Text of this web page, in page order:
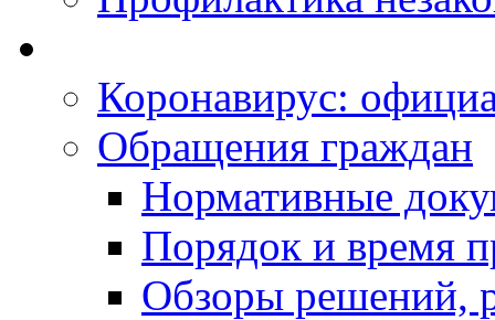
Коронавирус:
Обращения граждан
Нормативные
Порядок и время
Обзоры решений,